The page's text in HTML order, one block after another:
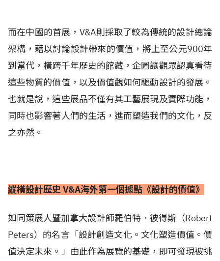
而在中國的首展，V&A則採取了較為傳統的設計總論
架構，藉以討論設計帶來的價值，將上至公元900年
到當代，橫跨千年歷史的館藏，企圖讓觀眾認真看待
這些物質的價值，以及價值觀如何驅動設計的發展。
也就是說，這些展品不僅有其工藝展現及實際功能，
同時也影響著人們的生活，進而塑造我們的文化，反
之亦然。
縱橫設計歷史 V&A海外第一個據點《設計的價值》
如同策展人暨加拿大設計師羅伯特．彼得斯（Robert
Peters）的名言「設計創造文化。文化塑造價值。價
值決定未來。」由此作為展覽的基礎，即可發現被挑